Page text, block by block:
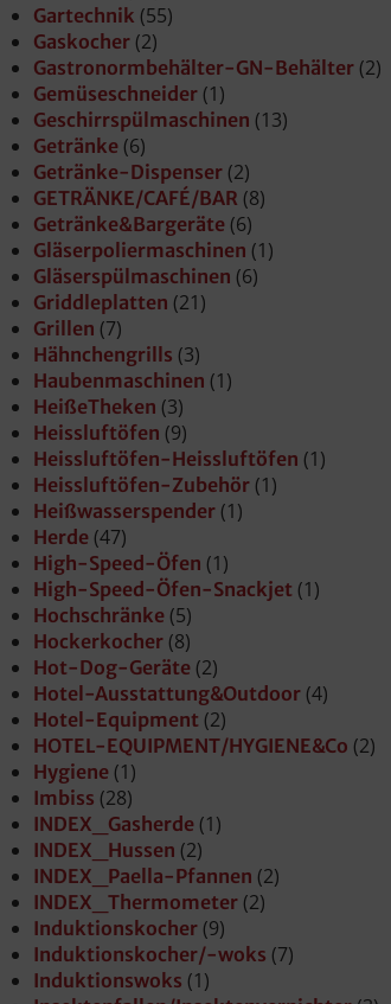
Gartechnik (55)
Gaskocher (2)
Gastronormbehälter-GN-Behälter (2)
Gemüseschneider (1)
Geschirrspülmaschinen (13)
Getränke (6)
Getränke-Dispenser (2)
GETRÄNKE/CAFÉ/BAR (8)
Getränke&Bargeräte (6)
Gläserpoliermaschinen (1)
Gläserspülmaschinen (6)
Griddleplatten (21)
Grillen (7)
Hähnchengrills (3)
Haubenmaschinen (1)
HeißeTheken (3)
Heissluftöfen (9)
Heissluftöfen-Heissluftöfen (1)
Heissluftöfen-Zubehör (1)
Heißwasserspender (1)
Herde (47)
High-Speed-Öfen (1)
High-Speed-Öfen-Snackjet (1)
Hochschränke (5)
Hockerkocher (8)
Hot-Dog-Geräte (2)
Hotel-Ausstattung&Outdoor (4)
Hotel-Equipment (2)
HOTEL-EQUIPMENT/HYGIENE&Co (2)
Hygiene (1)
Imbiss (28)
INDEX_Gasherde (1)
INDEX_Hussen (2)
INDEX_Paella-Pfannen (2)
INDEX_Thermometer (2)
Induktionskocher (9)
Induktionskocher/-woks (7)
Induktionswoks (1)